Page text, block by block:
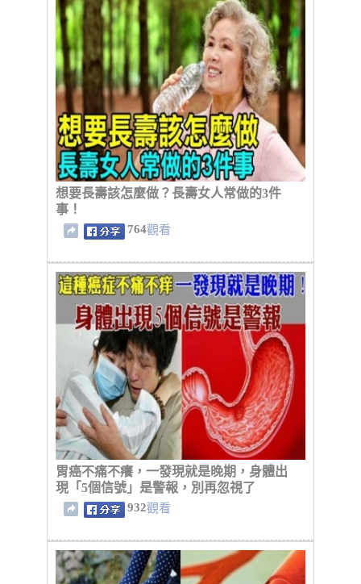
想要長壽該怎麼做？長壽女人常做的3件
事！
764觀看
胃癌不痛不癢，一發現就是晚期，身體出
現「5個信號」是警報，別再忽視了
932觀看